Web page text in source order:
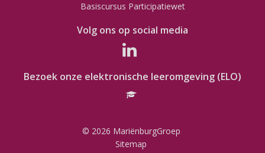
Basiscursus Participatiewet
Volg ons op social media
Bezoek onze elektronische leeromgeving (ELO)
© 2026 MariënburgGroep
Sitemap